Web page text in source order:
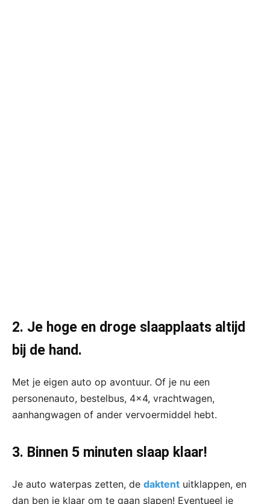
2. Je hoge en droge slaapplaats altijd
bij de hand.
Met je eigen auto op avontuur. Of je nu een
personenauto, bestelbus, 4×4, vrachtwagen,
aanhangwagen of ander vervoermiddel hebt.
3. Binnen 5 minuten slaap klaar!
Je auto waterpas zetten, de daktent uitklappen, en
dan ben je klaar om te gaan slapen! Eventueel je